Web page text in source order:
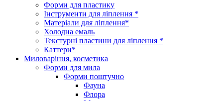
Форми для пластику
Інструменти для ліплення *
Матеріали для ліплення*
Холодна емаль
Текстурні пластини для ліплення *
Каттери*
Миловаріння, косметика
Форми для мила
Форми поштучно
Фауна
Флора